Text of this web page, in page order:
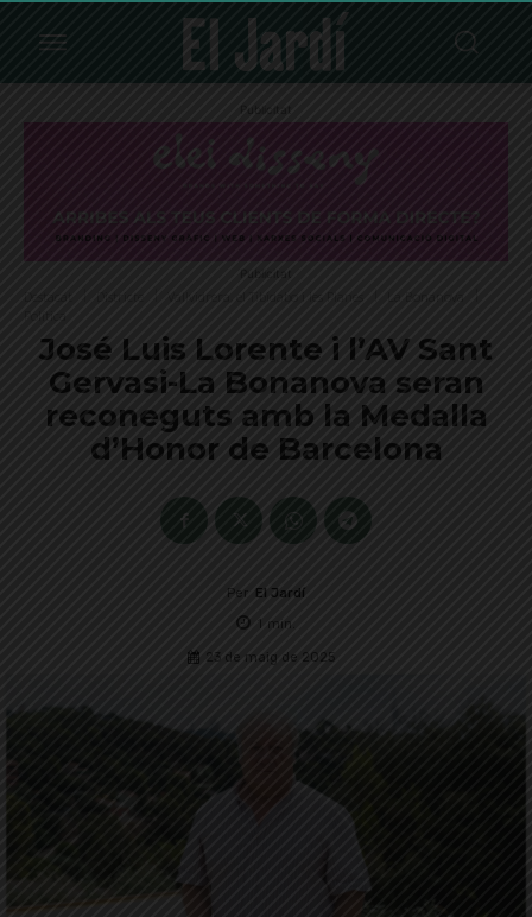
Publicitat
Publicitat
José Luis Lorente i l’AV Sant
Gervasi-La Bonanova seran
reconeguts amb la Medalla
d’Honor de Barcelona
Per El Jardí
1 min.
23 de maig de 2025